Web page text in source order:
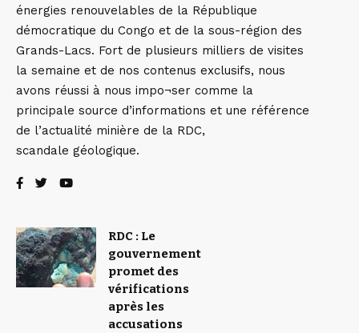
énergies renouvelables de la République
démocratique du Congo et de la sous-région des
Grands-Lacs. Fort de plusieurs milliers de visites
la semaine et de nos contenus exclusifs, nous
avons réussi à nous impo¬ser comme la
principale source d’informations et une référence
de l’actualité minière de la RDC,
scandale géologique.
RDC : Le
gouvernement
promet des
vérifications
après les
accusations